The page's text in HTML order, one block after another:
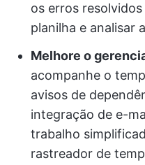
os erros
planilha e analisar
Melhore o
acompanhe o
avisos de
integração de e-
trabalho
rastreador de